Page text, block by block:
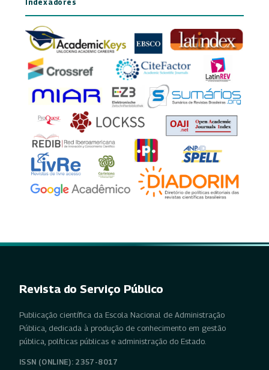
Indexadores
Revista do Serviço Público
Publicação científica da Escola Nacional de Administração
Pública, dedicada à produção de conhecimento em gestão
pública, políticas públicas e administração do Estado.
ISSN (ONLINE): 2357-8017